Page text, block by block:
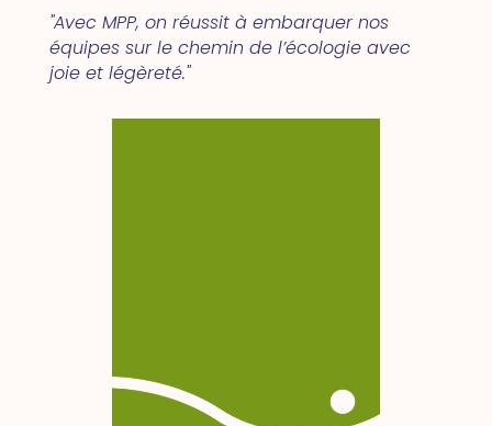
"Avec MPP, on réussit à embarquer nos
équipes sur le chemin de l’écologie avec
joie et légèreté."